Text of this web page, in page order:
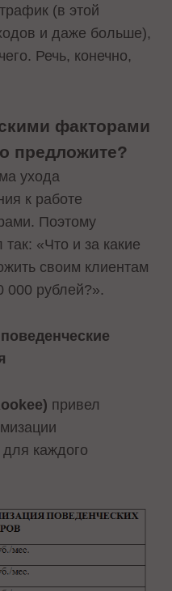
(в этой
и даже больше),
Речь, конечно,
факторами
предложите?
ухода
к работе
Поэтому
«Что и за какие
своим клиентам
000 рублей?».
привел
каждого